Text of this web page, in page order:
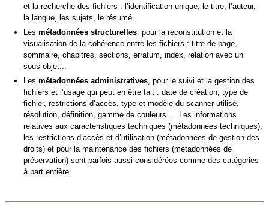
et la recherche des fichiers : l’identification unique, le titre, l’auteur,
la langue, les sujets, le résumé…
Les métadonnées structurelles, pour la reconstitution et la
visualisation de la cohérence entre les fichiers : titre de page,
sommaire, chapitres, sections, erratum, index, relation avec un
sous-objet...
Les métadonnées administratives, pour le suivi et la gestion des
fichiers et l’usage qui peut en être fait : date de création, type de
fichier, restrictions d’accès, type et modèle du scanner utilisé,
résolution, définition, gamme de couleurs… Les informations
relatives aux caractéristiques techniques (métadonnées techniques),
les restrictions d’accès et d’utilisation (métadonnées de gestion des
droits) et pour la maintenance des fichiers (métadonnées de
préservation) sont parfois aussi considérées comme des catégories
à part entière.